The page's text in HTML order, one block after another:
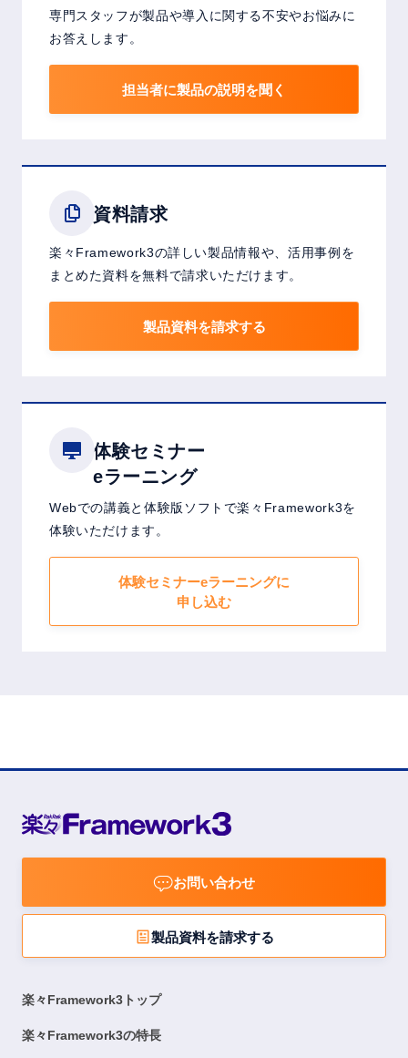
専門スタッフが製品や導入に関する不安やお悩みに
お答えします。
担当者に製品の説明を聞く
資料請求
楽々Framework3の詳しい製品情報や、活用事例を
まとめた資料を無料で請求いただけます。
製品資料を請求する
体験セミナー
eラーニング
Webでの講義と体験版ソフトで楽々Framework3を
体験いただけます。
体験セミナーeラーニングに
申し込む
お問い合わせ
製品資料を請求する
楽々Framework3トップ
楽々Framework3の特長